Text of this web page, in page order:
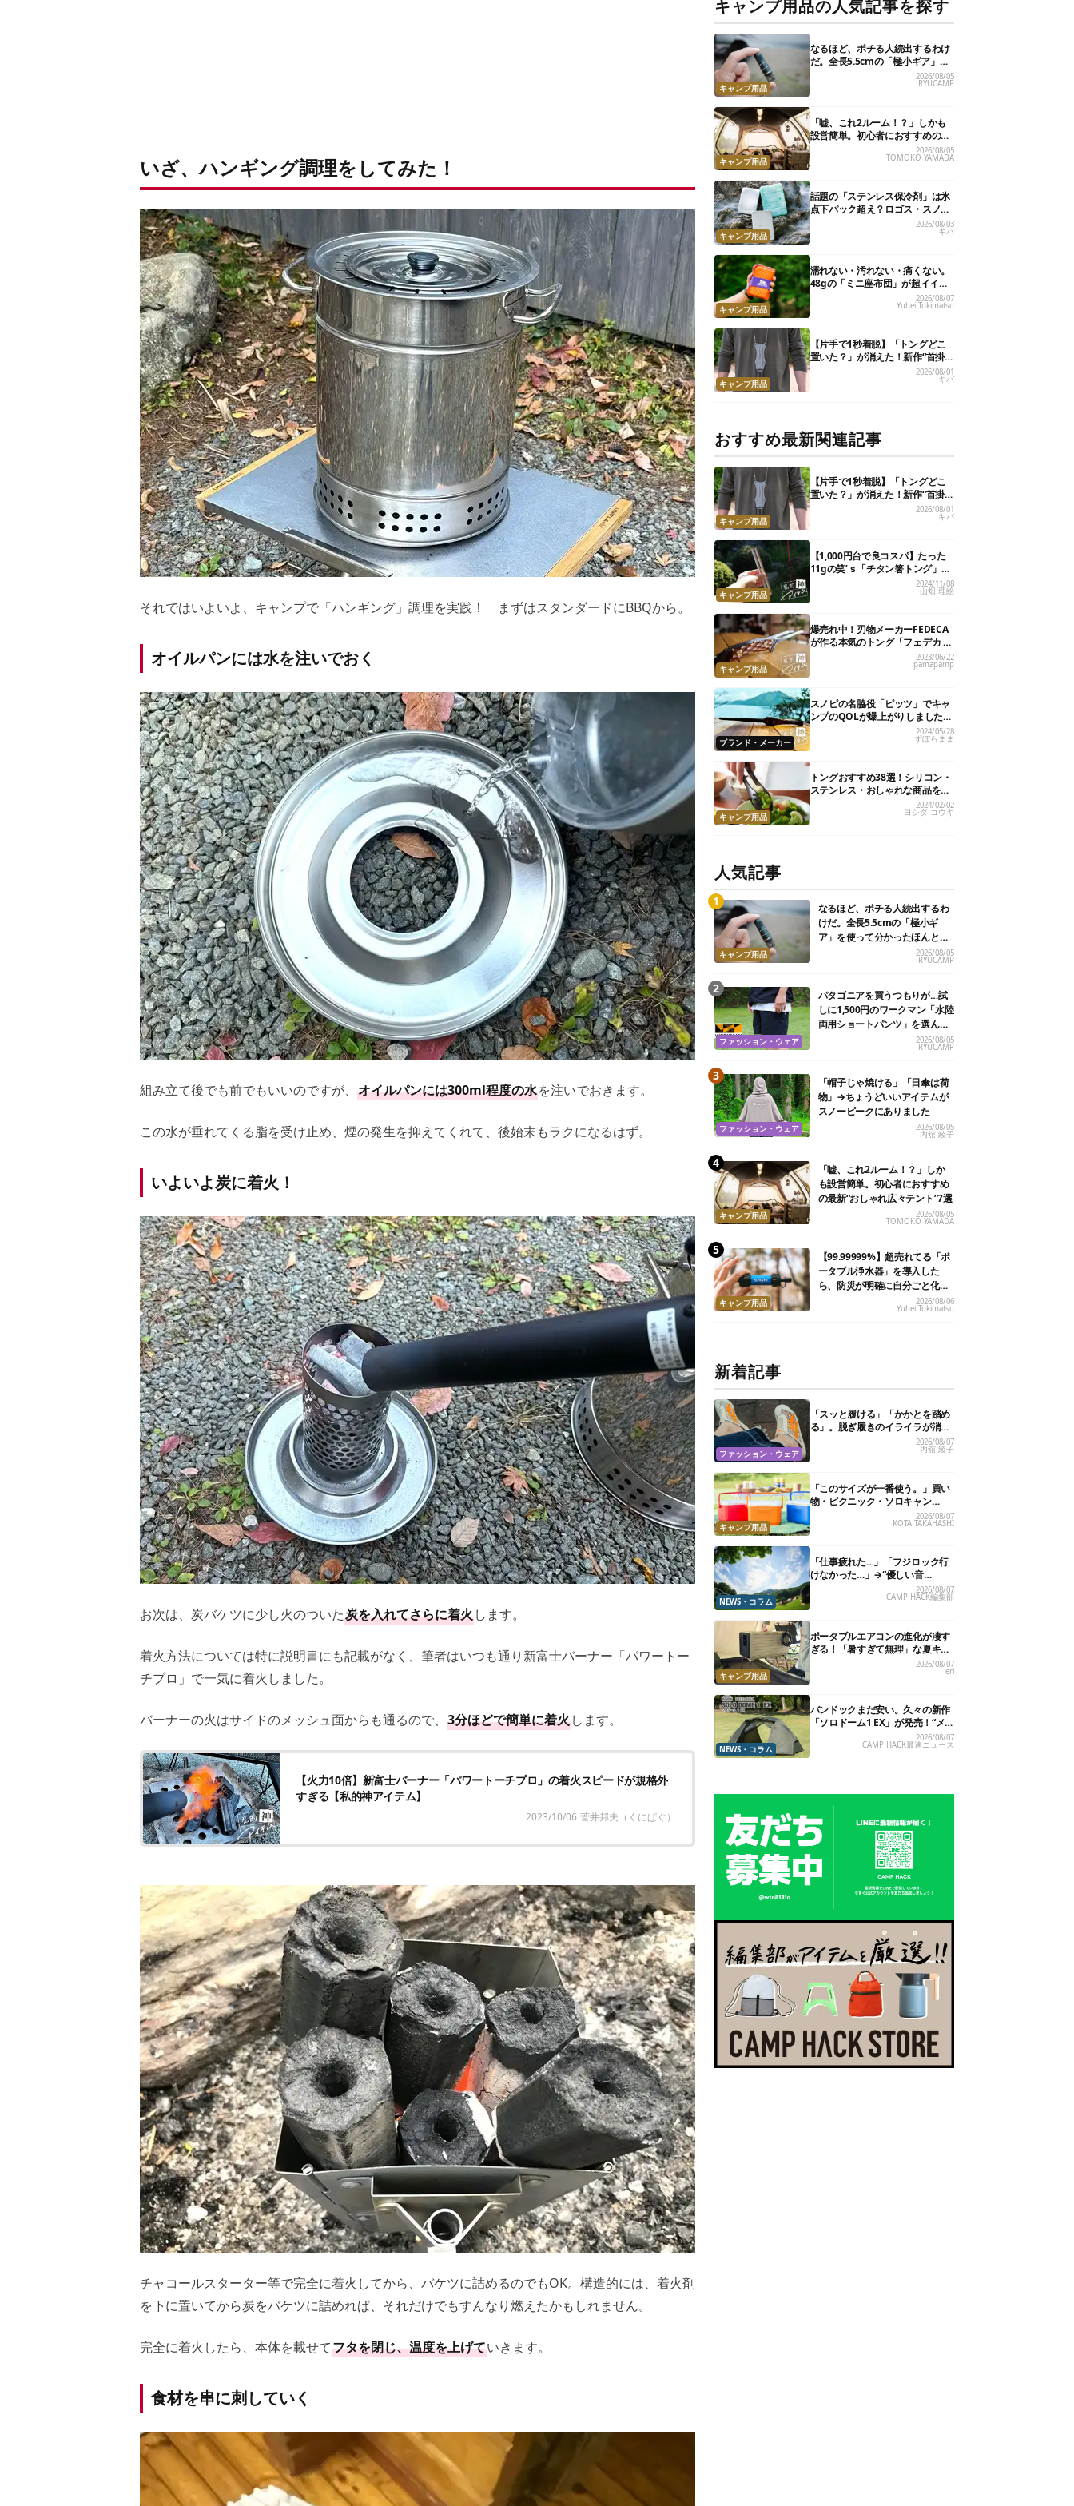
いざ、ハンギング調理をしてみた！
それではいよいよ、キャンプで「ハンギング」調理を実践！ まずはスタンダードにBBQから。
オイルパンには水を注いでおく
組み立て後でも前でもいいのですが、 オイルパンには300ml程度の水を注いでおきます。
この水が垂れてくる脂を受け止め、煙の発生を抑えてくれて、後始末もラクになるはず。
いよいよ炭に着火！
お次は、炭バケツに少し火のついた炭を入れてさらに着火します。
着火方法については特に説明書にも記載がなく、筆者はいつも通り新富士バーナー「パワートー
チプロ」で一気に着火しました。
バーナーの火はサイドのメッシュ面からも通るので、 3分ほどで簡単に着火します。
【火力10倍】新富士バーナー「パワートーチプロ」の着火スピードが規格外
すぎる【私的神アイテム】
2023/10/06 菅井邦夫（くにぱぐ）
チャコールスターター等で完全に着火してから、バケツに詰めるのでもOK。構造的には、着火剤
を下に置いてから炭をバケツに詰めれば、それだけでもすんなり燃えたかもしれません。
完全に着火したら、本体を載せてフタを閉じ、温度を上げていきます。
食材を串に刺していく
キャンプ用品の人気記事を探す
キャンプ用品
なるほど、ポチる人続出するわけ
だ。全長5.5cmの「極小ギア」を
使って分かったほんとの魅力2026/08/05
RYUCAMP
キャンプ用品
「嘘、これ2ルーム！？」しかも
設営簡単。初心者におすすめの最
新“おしゃれ広々テント”7選2026/08/05
TOMOKO YAMADA
キャンプ用品
話題の「ステンレス保冷剤」は氷
点下パック超え？ロゴス・スノー
ピーク・爆売れノーブランド品を
比べてみた
2026/08/03
キバ
キャンプ用品
濡れない・汚れない・痛くない。
48gの「ミニ座布団」が超イイ具
合
2026/08/07
Yuhei Tokimatsu
キャンプ用品
【片手で1秒着脱】「トングどこ
置いた？」が消えた！新作“首掛
けトング”、男心くすぐるギミッ
2026/08/01
キバ
おすすめ最新関連記事
キャンプ用品
【片手で1秒着脱】「トングどこ
置いた？」が消えた！新作“首掛
けトング”、男心くすぐるギミッ
2026/08/01
キバ
キャンプ用品
【1,000円台で良コスパ】たった
11gの笑’ｓ「チタン箸トング」
が、キャンプ飯のストレスを解消
2024/11/08
山畑 理絵
キャンプ用品
爆売れ中！刃物メーカーFEDECA
が作る本気のトング「フェデカ ク
レバートング」【私的神アイテ
2023/06/22
pamapamp
ブランド・メーカー
スノピの名脇役「ピッツ」でキャ
ンプのQOLが爆上がりしました
【私的神アイテム】
2024/05/28
ずぼらまま
キャンプ用品
トングおすすめ38選！シリコン・
ステンレス・おしゃれな商品を紹
介
2024/02/02
ヨシダ コウキ
人気記事
キャンプ用品
なるほど、ポチる人続出するわ
けだ。全長5.5cmの「極小ギ
ア」を使って分かったほんとの
2026/08/05
RYUCAMP
ファッション・ウェア
パタゴニアを買うつもりが…試
しに1,500円のワークマン「水陸
両用ショートパンツ」を選んだ
2026/08/05
RYUCAMP
ファッション・ウェア
「帽子じゃ焼ける」「日傘は荷
物」→ちょうどいいアイテムが
スノーピークにありました
2026/08/05
内舘 綾子
キャンプ用品
「嘘、これ2ルーム！？」しか
も設営簡単。初心者におすすめ
の最新“おしゃれ広々テント”7選
2026/08/05
TOMOKO YAMADA
キャンプ用品
【99.99999%】超売れてる「ポ
ータブル浄水器」を導入した
ら、防災が明確に自分ごと化し
2026/08/06
Yuhei Tokimatsu
新着記事
ファッション・ウェア
「スッと履ける」「かかとを踏め
る」。脱ぎ履きのイライラが消え
る快適“スニーカーサンダル”6選
2026/08/07
内舘 綾子
キャンプ用品
「このサイズが一番使う。」買い
物・ピクニック・ソロキャン
に“ちょうどいい”小型クーラーボ
ックス13選
2026/08/07
KOTA TAKAHASHI
NEWS・コラム
「仕事疲れた…」「フジロック行
けなかった…」→“優しい音
楽”と“大きな自然”で治癒。まだ間
に合います。
2026/08/07
CAMP HACK編集部
キャンプ用品
ポータブルエアコンの進化が凄す
ぎる！「暑すぎて無理」な夏キャ
ンプを激変させる最新5選2026/08/07
eri
NEWS・コラム
バンドックまだ安い。久々の新作
「ソロドーム1 EX」が発売！“メ
ッシュインナー”だけでも使える
よ【防災も◎】
2026/08/07
CAMP HACK最速ニュース